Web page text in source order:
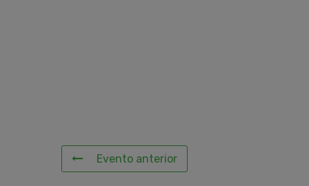
Evento anterior